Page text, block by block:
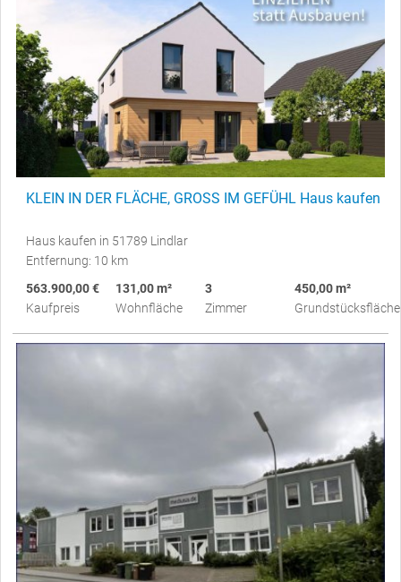
KLEIN IN DER FLÄCHE, GROSS IM GEFÜHL Haus kaufen
Haus kaufen in 51789 Lindlar
Entfernung: 10 km
563.900,00 €
Kaufpreis
131,00 m²
Wohnfläche
3
Zimmer
450,00 m²
Grundstücksfläche